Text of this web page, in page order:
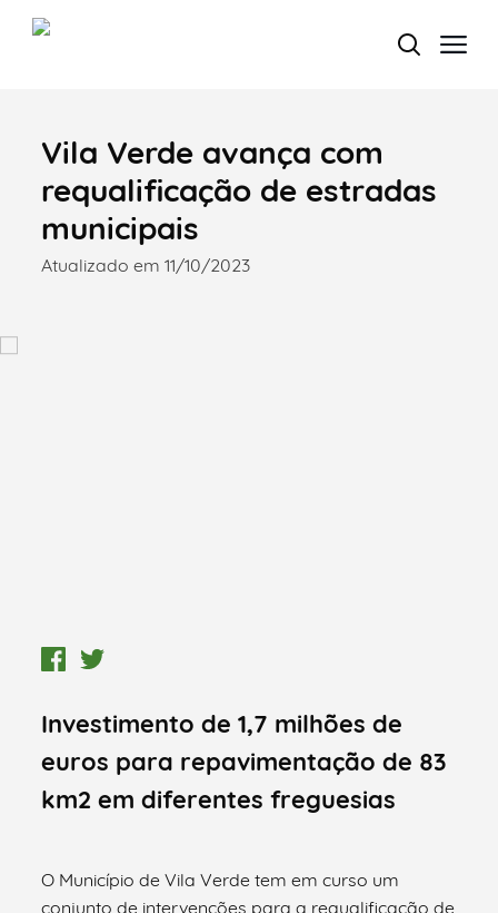
Termo de Pesquisa
Vila Verde avança com
requalificação de estradas
municipais
Atualizado em 11/10/2023
Investimento de 1,7 milhões de
euros para repavimentação de 83
km2 em diferentes freguesias
O Município de Vila Verde tem em curso um
conjunto de intervenções para a requalificação de